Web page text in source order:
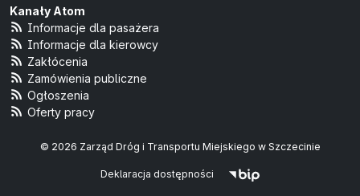
Kanały Atom
Informacje dla pasażera
Informacje dla kierowcy
Zakłócenia
Zamówienia publiczne
Ogłoszenia
Oferty pracy
© 2026 Zarząd Dróg i Transportu Miejskiego w Szczecinie
Deklaracja dostępności